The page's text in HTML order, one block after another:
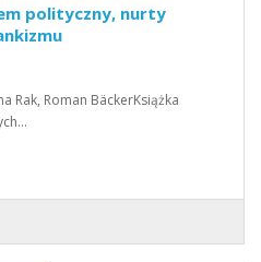
polityczny, nurty
Rak, Roman BäckerKsiążka